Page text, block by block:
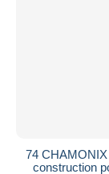
74
construction